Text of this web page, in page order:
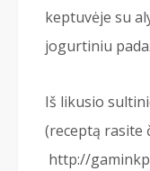
keptuvėje su
jogurtiniu
Iš likusio
(receptą rasite
http://